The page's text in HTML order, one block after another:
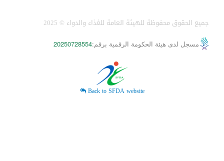
جميع الحقوق محفوظة للهيئة العامة للغذاء والدواء © 2025
Back to SFDA website